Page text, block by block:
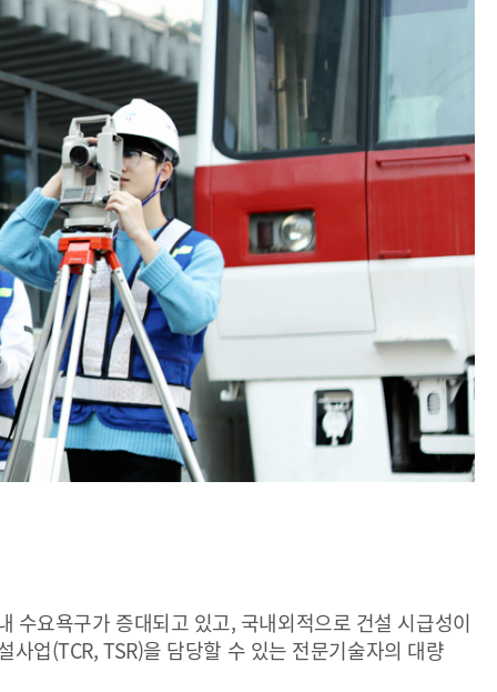
수요욕구가 증대되고 있고, 국내외적으로 건설 시급성이
업(TCR, TSR)을 담당할 수 있는 전문기술자의 대량